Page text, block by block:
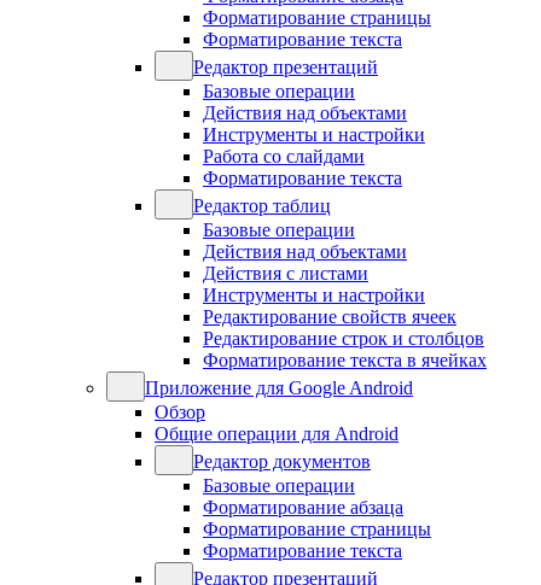
Форматирование страницы
Форматирование текста
Редактор презентаций
Базовые операции
Действия над объектами
Инструменты и настройки
Работа со слайдами
Форматирование текста
Редактор таблиц
Базовые операции
Действия над объектами
Действия с листами
Инструменты и настройки
Редактирование свойств ячеек
Редактирование строк и столбцов
Форматирование текста в ячейках
Приложение для Google Android
Обзор
Общие операции для Android
Редактор документов
Базовые операции
Форматирование абзаца
Форматирование страницы
Форматирование текста
Редактор презентаций